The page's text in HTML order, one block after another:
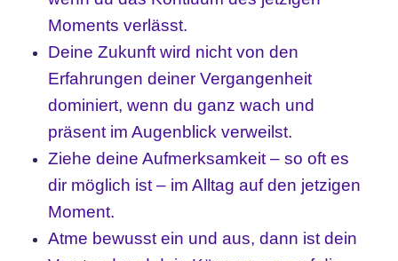
Moments verlässt.
Deine Zukunft wird nicht von den
Erfahrungen deiner Vergangenheit
dominiert, wenn du ganz wach und
präsent im Augenblick verweilst.
Ziehe deine Aufmerksamkeit – so oft es
dir möglich ist – im Alltag auf den jetzigen
Moment.
Atme bewusst ein und aus, dann ist dein